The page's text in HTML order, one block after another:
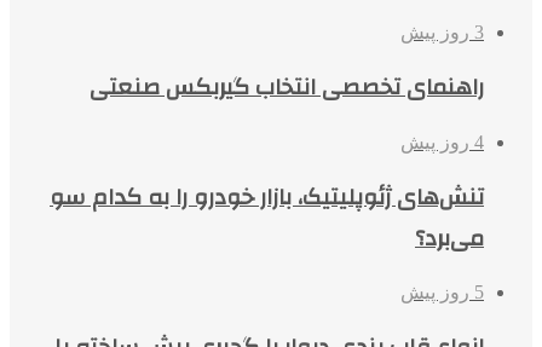
3 روز پیش
راهنمای تخصصی انتخاب گیربکس صنعتی
4 روز پیش
تنش‌های ژئوپلیتیک، بازار خودرو را به کدام سو
می‌برد؟
5 روز پیش